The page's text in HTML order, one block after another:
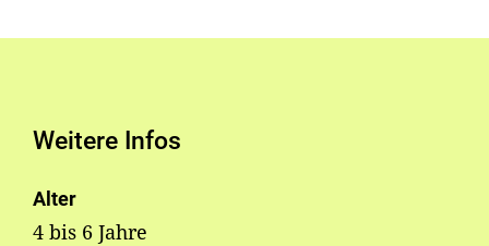
Weitere Infos
Alter
4 bis 6 Jahre